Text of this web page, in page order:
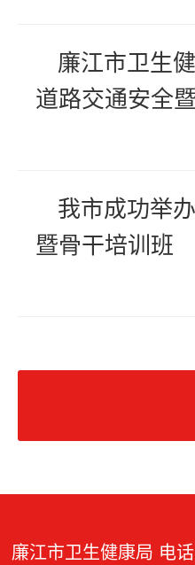
廉江市卫生
道路交通安全
我市成功举
暨骨干培训班
廉江市卫生健康局 电